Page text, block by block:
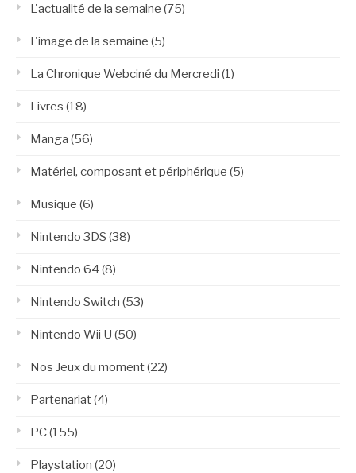
L'actualité de la semaine (75)
L'image de la semaine (5)
La Chronique Webciné du Mercredi (1)
Livres (18)
Manga (56)
Matériel, composant et périphérique (5)
Musique (6)
Nintendo 3DS (38)
Nintendo 64 (8)
Nintendo Switch (53)
Nintendo Wii U (50)
Nos Jeux du moment(22)
Partenariat(4)
PC(155)
Playstation (20)